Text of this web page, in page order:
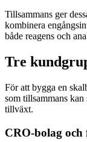
Tillsammans ger
kombinera
både reagens och
Tre
För att bygga en
som tillsammans
tillväxt.
CRO-bolag och